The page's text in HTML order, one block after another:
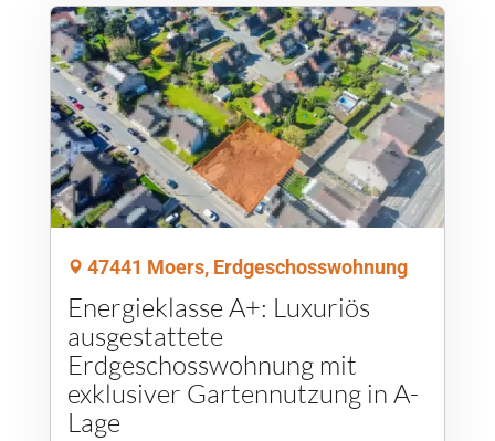
47441 Moers, Erdgeschosswohnung
Energieklasse A+: Luxuriös
ausgestattete
Erdgeschosswohnung mit
exklusiver Gartennutzung in A-
Lage